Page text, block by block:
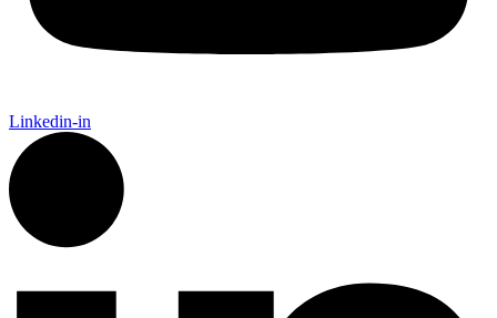
Linkedin-in